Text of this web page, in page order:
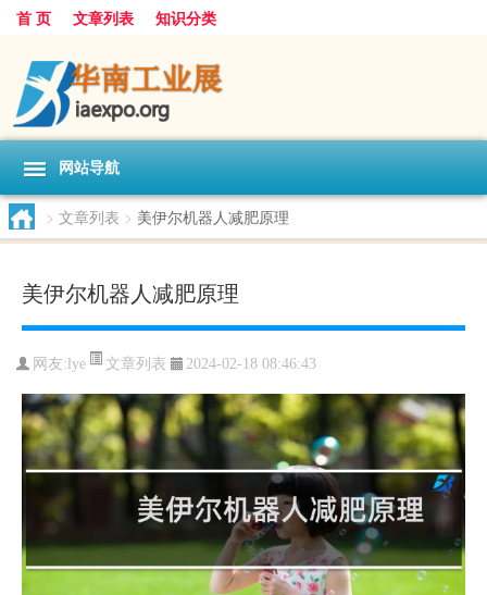
首 页 文章列表 知识分类
网站导航
> 文章列表 > 美伊尔机器人减肥原理
美伊尔机器人减肥原理
网友: lye 文章列表 2024-02-18 08:46:43